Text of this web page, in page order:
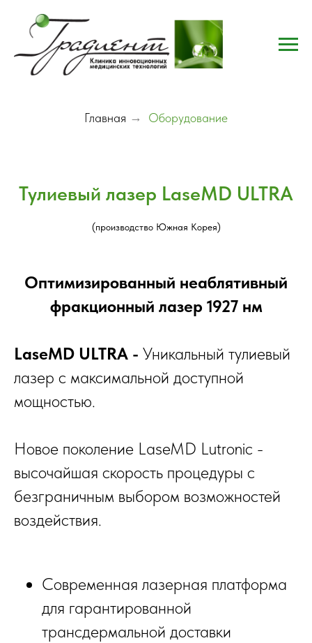
Главная → Оборудование
Тулиевый лазер LaseMD ULTRA
(производство Южная Корея)
Оптимизированный неаблятивный
фракционный лазер 1927 нм
LaseMD ULTRA - Уникальный тулиевый
лазер с максимальной доступной
мощностью.
Новое поколение LaseMD Lutronic -
высочайшая скорость процедуры с
безграничным выбором возможностей
воздействия.
Современная лазерная платформа
для гарантированной
трансдермальной доставки